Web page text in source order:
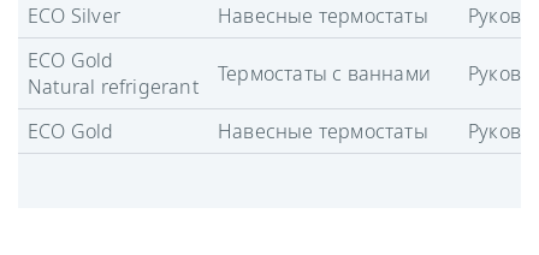
ECO Silver Навесные термостаты
ECO Gold
Natural refrigerant
Термостаты с ваннами
ECO Gold Навесные термостаты